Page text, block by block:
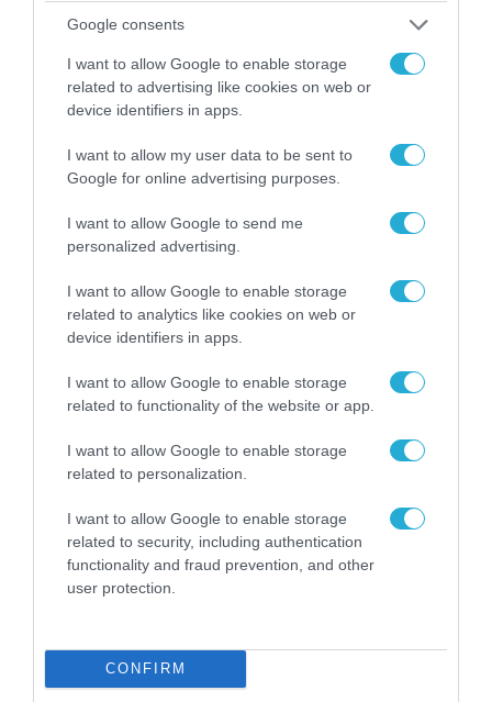
Google consents
I want to allow Google to enable storage
related to advertising like cookies on web or
device identifiers in apps.
I want to allow my user data to be sent to
Google for online advertising purposes.
I want to allow Google to send me
personalized advertising.
I want to allow Google to enable storage
related to analytics like cookies on web or
device identifiers in apps.
I want to allow Google to enable storage
related to functionality of the website or app.
I want to allow Google to enable storage
related to personalization.
I want to allow Google to enable storage
related to security, including authentication
functionality and fraud prevention, and other
user protection.
CONFIRM
06.08.2026 | 21:02
Τελεσίγραφο του Ιράν στις χώρες του Κόλπου:
«Σταματήστε τον Τραμπ αλλιώς θα σας
06.08.2026 | 14:02
αντικείμενα από κοινόχρηστους χώρους